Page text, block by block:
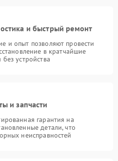
и быстрый ремонт
и опыт позволяют провести
в кратчайшие
устройства
и запчасти
гарантия на
детали, что
неисправностей